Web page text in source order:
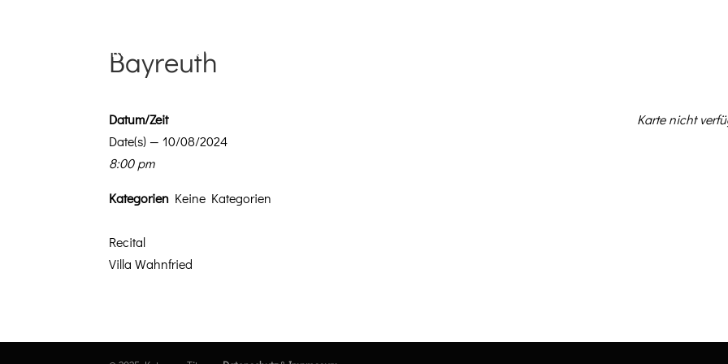
Bayreuth
Karte nicht
Datum/Zeit
Date(s) — 10/08/2024
8:00 pm
Kat­e­gorien Keine Kategorien
Recital
Vil­la Wahnfried